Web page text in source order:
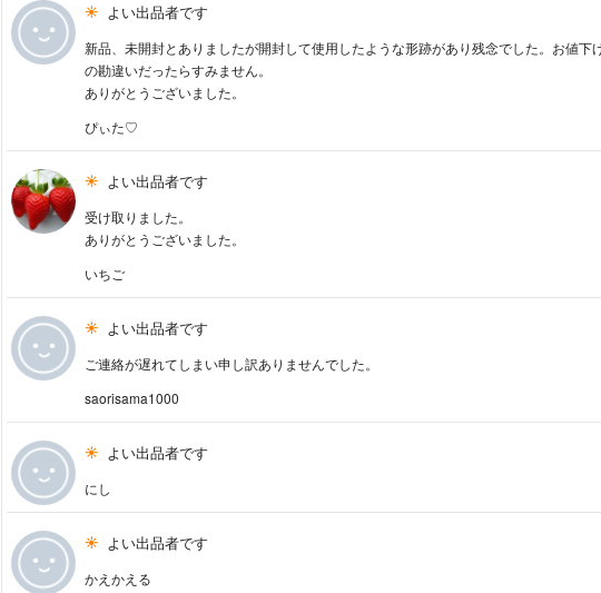
よい出品者です
新品、未開封とありましたが開封して使用したような形跡があり残念でした。お値
の勘違いだったらすみません。
ありがとうございました。
ぴぃた♡
よい出品者です
受け取りました。
ありがとうございました。
いちご
よい出品者です
ご連絡が遅れてしまい申し訳ありませんでした。
saorisama1000
よい出品者です
にし
よい出品者です
かえかえる